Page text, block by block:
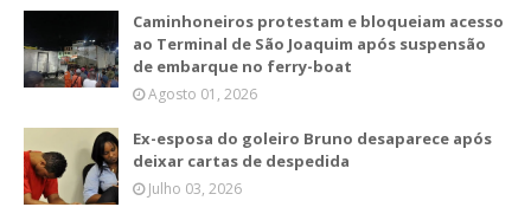
Caminhoneiros protestam e bloqueiam acesso
ao Terminal de São Joaquim após suspensão
de embarque no ferry-boat
Agosto 01, 2026
Ex-esposa do goleiro Bruno desaparece após
deixar cartas de despedida
Julho 03, 2026